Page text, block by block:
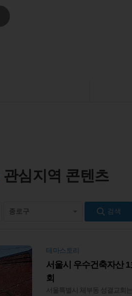
관심지역 콘텐츠
검색
테마스토리
서울시 우수건축자산
회
서울특별시 체부동 성결교회